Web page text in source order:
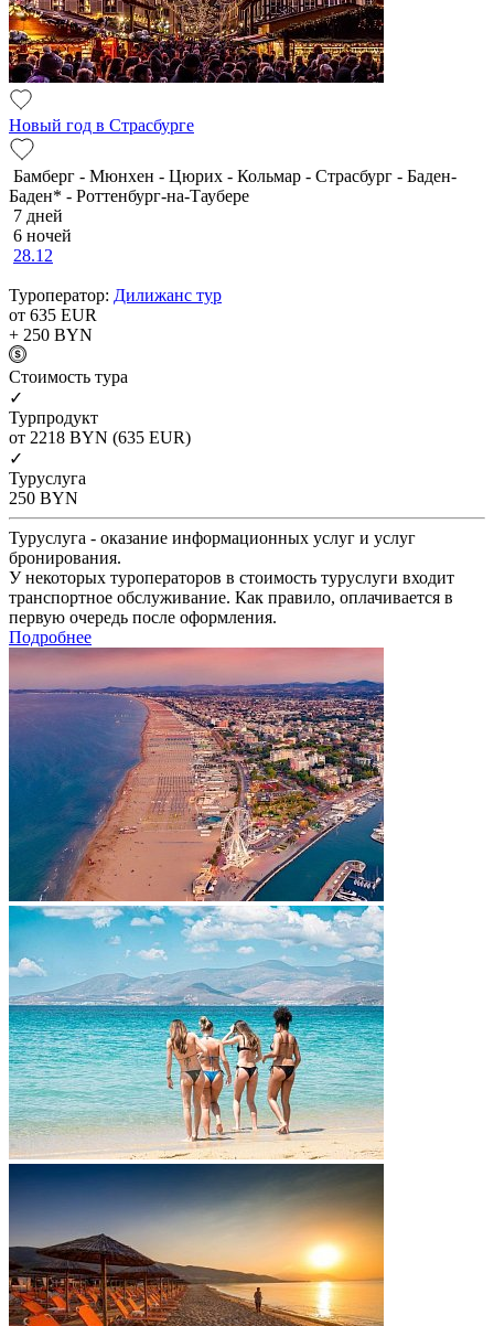
Новый год в Страсбурге
Бамберг - Мюнхен - Цюрих - Кольмар - Страсбург - Баден-
Баден* - Роттенбург-на-Таубере
7 дней
6 ночей
28.12
Туроператор: Дилижанс тур
от 635 EUR
+ 250 BYN
Cтоимость тура
✓
Турпродукт
от 2218 BYN (635 EUR)
✓
Туруслуга
250 BYN
Туруслуга - оказание информационных услуг и услуг
бронирования.
У некоторых туроператоров в стоимость туруслуги входит
транспортное обслуживание. Как правило, оплачивается в
первую очередь после оформления.
Подробнее